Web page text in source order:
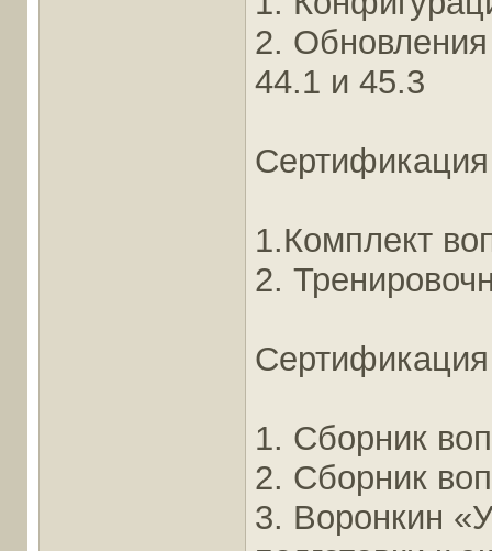
2.
44.1 и 45.3
1.Комплект
2.
1. Сборник
2. Сборник
3. Воронкин